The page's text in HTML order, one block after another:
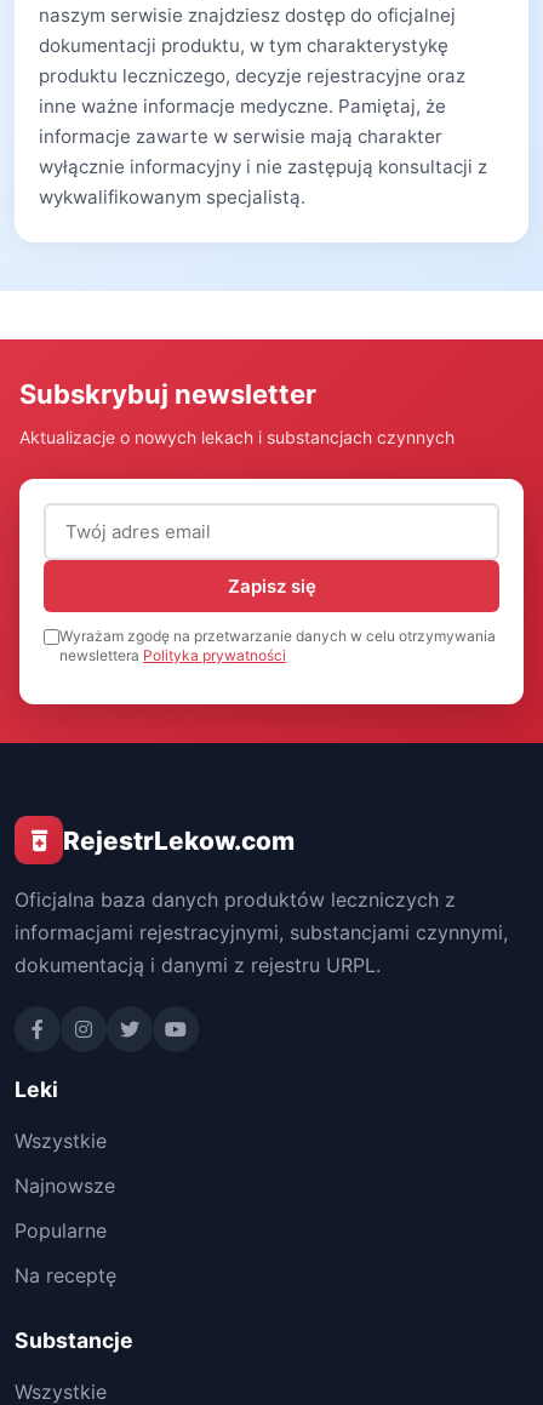
naszym serwisie znajdziesz dostęp do oficjalnej
dokumentacji produktu, w tym charakterystykę
produktu leczniczego, decyzje rejestracyjne oraz
inne ważne informacje medyczne. Pamiętaj, że
informacje zawarte w serwisie mają charakter
wyłącznie informacyjny i nie zastępują konsultacji z
wykwalifikowanym specjalistą.
Subskrybuj newsletter
Aktualizacje o nowych lekach i substancjach czynnych
Adres email (wymagany)
Zapisz się
Wyrażam zgodę na przetwarzanie danych w celu otrzymywania
newslettera Polityka prywatności
RejestrLekow.com
Oficjalna baza danych produktów leczniczych z
informacjami rejestracyjnymi, substancjami czynnymi,
dokumentacją i danymi z rejestru URPL.
Leki
Wszystkie
Najnowsze
Popularne
Na receptę
Substancje
Wszystkie